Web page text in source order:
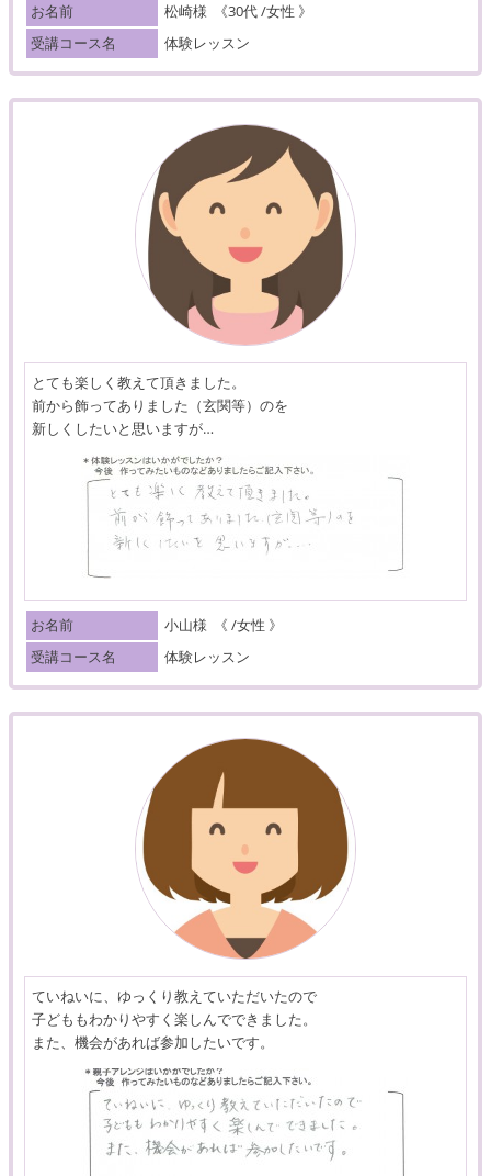
お名前 松崎様
《30代 /女性 》
受講コース名
体験レッスン
とても楽しく教えて頂きました。
前から飾ってありました（玄関等）のを
新しくしたいと思いますが…
お名前 小山様
《 /女性 》
受講コース名
体験レッスン
ていねいに、ゆっくり教えていただいたので
子どももわかりやすく楽しんでできました。
また、機会があれば参加したいです。